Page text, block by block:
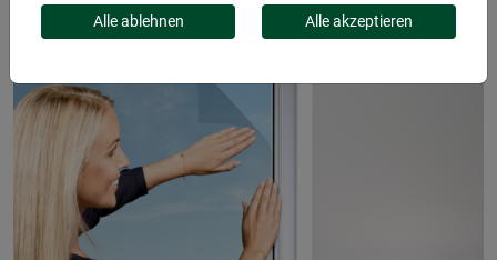
Alle ablehnen Alle akzeptieren